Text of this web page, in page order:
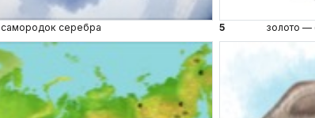
самородок серебра 5 золото —